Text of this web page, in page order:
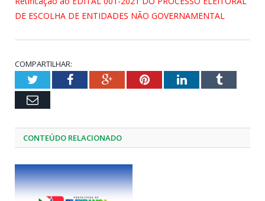
DE ESCOLHA DE ENTIDADES NÃO GOVERNAMENTAL
COMPARTILHAR:
TwitterFacebookGoogle+PinterestLinkedInTumblr
Email
CONTEÚDO RELACIONADO